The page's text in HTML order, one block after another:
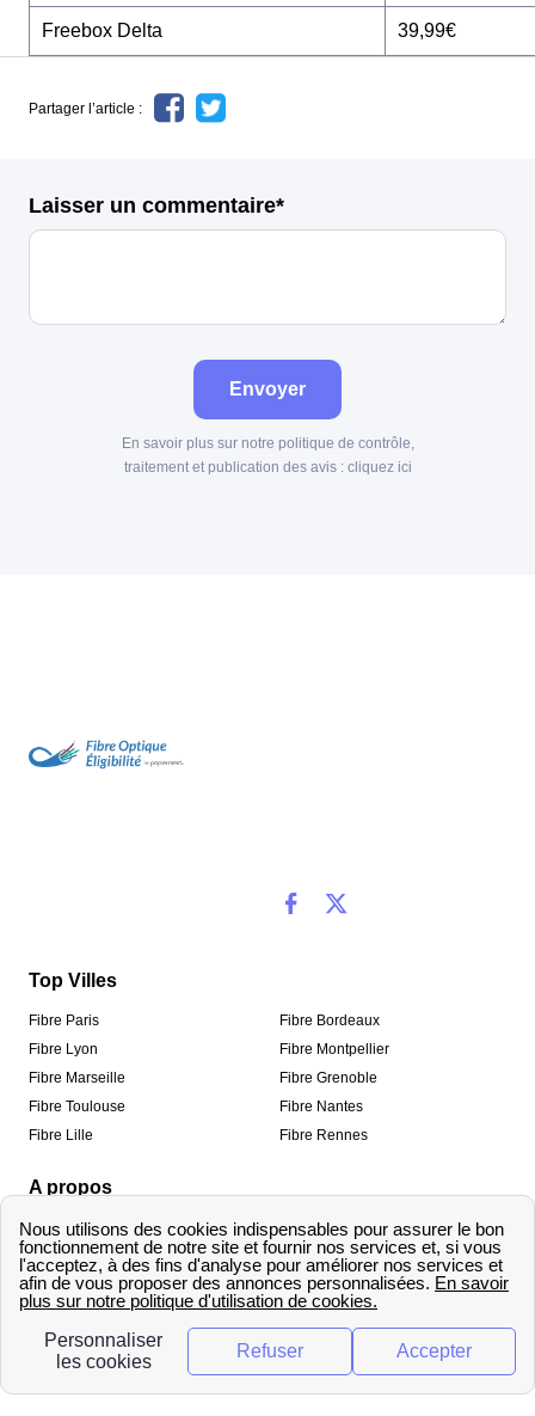
Freebox Delta 39,99€
Partager l’article :
Laisser un commentaire*
Envoyer
En savoir plus sur notre politique de contrôle,
traitement et publication des avis : cliquez ici
Top Villes
Fibre Paris
Fibre Lyon
Fibre Marseille
Fibre Toulouse
Fibre Lille
Fibre Bordeaux
Fibre Montpellier
Fibre Grenoble
Fibre Nantes
Fibre Rennes
A propos
Qui sommes-nous ?
Informations de contact
Méthodologie de classement
Mentions légales
Traitement des avis
Copyright © fibre-optique-eligibilite.fr 2026 – Tous
droits réservés